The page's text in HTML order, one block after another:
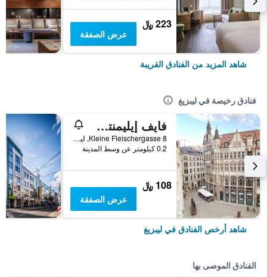
223 ﷼
عرض الصفقة
شاهد المزيد من الفنادق القريبة
فنادق رخيصة في ليبزيغ
فايف إيليمنتس هوستل ليبزيج
Kleine Fleischergasse 8, ليبزيغ, سكسونيا, ألمانيا
0.2 كيلومتر عن وسط المدينة
108 ﷼
عرض الصفقة
شاهد أرخص الفنادق في ليبزيغ
الفنادق الموصى بها